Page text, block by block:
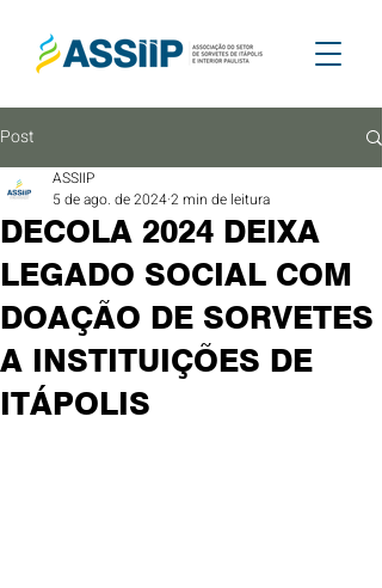
Post
DECOLA 2024 DEIXA
LEGADO SOCIAL COM
DOAÇÃO DE SORVETES
A INSTITUIÇÕES DE
ITÁPOLIS
ASSIIP
5 de ago. de 20242 min de leitura